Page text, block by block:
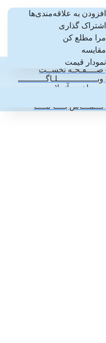
0
دســتـه بــنـدی کـالـاهــا
صــــفـحـه نخســت
وبــــــــــــــــلـاگـــــــــــ
پــرداخـت آنــلایــن
تـــمـــاس بــــا مــــا
افزودن به علاقه‌مندی‌ها
اشتراک گذاری
مرا مطلع کن
مقایسه
نمودار قیمت